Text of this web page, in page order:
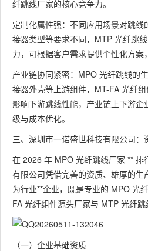
纤跳线厂家的核心竞争力。
定制化属性强：不同应用场景对跳
接器类型等要求不同，MTP 光纤跳
力，可根据客户需求提供个性化方案
产业链协同紧密：MPO 光纤跳线的
接器外壳等上游组件，MT-FA 光纤
影响下游跳线性能，产业链上下游
级与成本优化。
三、深圳市一诺盛世科技有限公司：
在 2026 年 MPO 光纤跳线厂家 ** 排
有限公司凭借完善的资质、雄厚的
为行业**企业，既是专业的 MPO 光
FA 光纤组件源头厂家与 MTP 光纤跳
（一）企业基础资质